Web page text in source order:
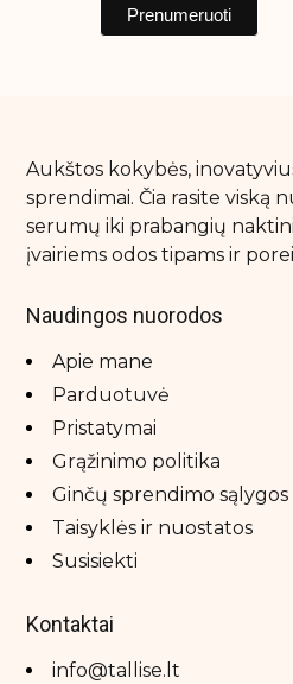
Anticeliulitinės priemonės
Kūno prausikliai, šveitikliai
Kūno purškikliai
Natūralūs dezodorantai
Rankų kremas
Vonios druskos
Prekiniai ženklai
Ahava
Azure tan
Bellamianta
Biretix
Aukštos kokybės,
sprendimai. Čia rasite viską
serumų iki prabangių
įvairiems odos tipams ir
Naudingos nuorodos
Apie mane
Parduotuvė
Pristatymai
Grąžinimo politika
Ginčų sprendimo sąlygos
Taisyklės ir nuostatos
Susisiekti
Kontaktai
info@tallise.lt